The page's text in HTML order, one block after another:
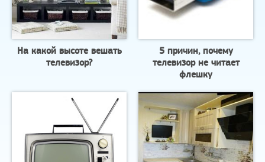
На какой высоте вешать
телевизор?
5 причин, почему
телевизор не читает
флешку